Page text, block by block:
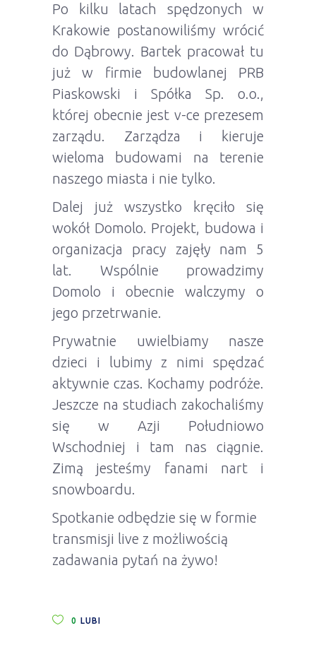
Po kilku latach spędzonych w
Krakowie postanowiliśmy wrócić
do Dąbrowy. Bartek pracował tu
już w firmie budowlanej PRB
Piaskowski i Spółka Sp. o.o.,
której obecnie jest v-ce prezesem
zarządu. Zarządza i kieruje
wieloma budowami na terenie
naszego miasta i nie tylko.
Dalej już wszystko kręciło się
wokół Domolo. Projekt, budowa i
organizacja pracy zajęły nam 5
lat. Wspólnie prowadzimy
Domolo i obecnie walczymy o
jego przetrwanie.
Prywatnie uwielbiamy nasze
dzieci i lubimy z nimi spędzać
aktywnie czas. Kochamy podróże.
Jeszcze na studiach zakochaliśmy
się w Azji Południowo
Wschodniej i tam nas ciągnie.
Zimą jesteśmy fanami nart i
snowboardu.
Spotkanie odbędzie się w formie
transmisji live z możliwością
zadawania pytań na żywo!
0 LUBI